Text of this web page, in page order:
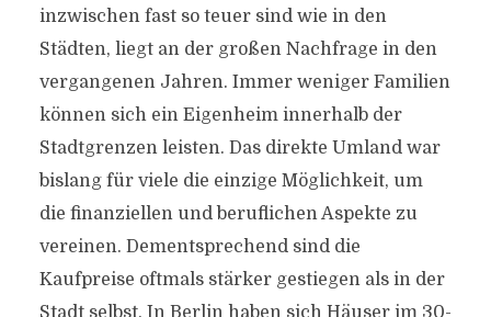
inzwischen fast so teuer sind wie in den
Städten, liegt an der großen Nachfrage in den
vergangenen Jahren. Immer weniger Familien
können sich ein Eigenheim innerhalb der
Stadtgrenzen leisten. Das direkte Umland war
bislang für viele die einzige Möglichkeit, um
die finanziellen und beruflichen Aspekte zu
vereinen. Dementsprechend sind die
Kaufpreise oftmals stärker gestiegen als in der
Stadt selbst. In Berlin haben sich Häuser im 30-